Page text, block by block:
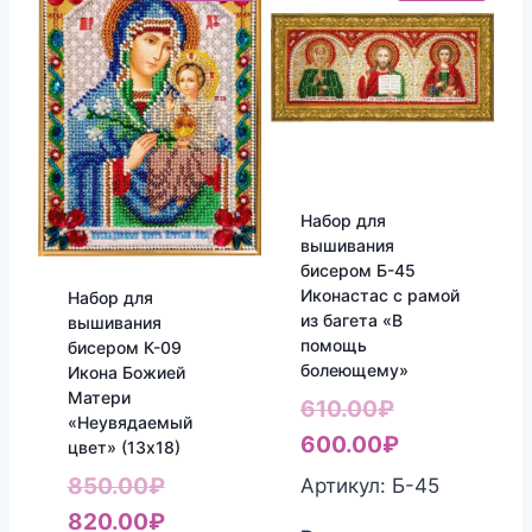
Набор для
вышивания
бисером К-09
Икона Божией
Матери
«Неувядаемый
цвет» (13х18)
850.00₽Первоначальная
цена
820.00₽Текущая
Набор для
вышивания
бисером Б-45
Иконастас с рамой
из багета «В
помощь
болеющему»
610.00₽
цена
составляла
600.00₽Текущая
цена:
Артикул: Б-45